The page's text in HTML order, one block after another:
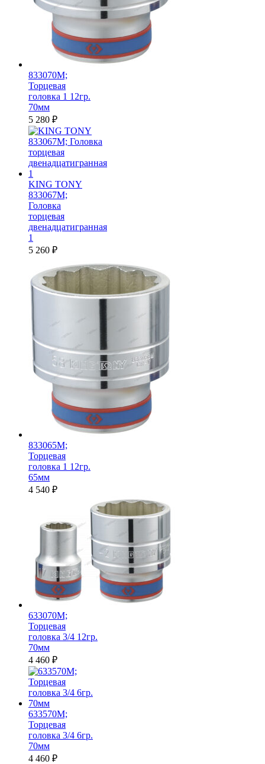
833070M;
Торцевая
головка 1 12гр.
70мм
5 280 ₽
KING TONY
833067M;
Головка
торцевая
двенадцатигранная
1
5 260 ₽
833065M;
Торцевая
головка 1 12гр.
65мм
4 540 ₽
633070M;
Торцевая
головка 3/4 12гр.
70мм
4 460 ₽
633570M;
Торцевая
головка 3/4 6гр.
70мм
4 460 ₽